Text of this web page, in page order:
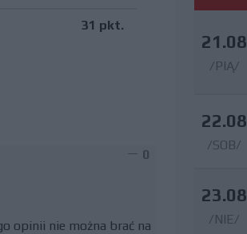
31 pkt.
0
opinii nie można brać na
21.08
/PIĄ/
22.08
/SOB/
23.08
/NIE/